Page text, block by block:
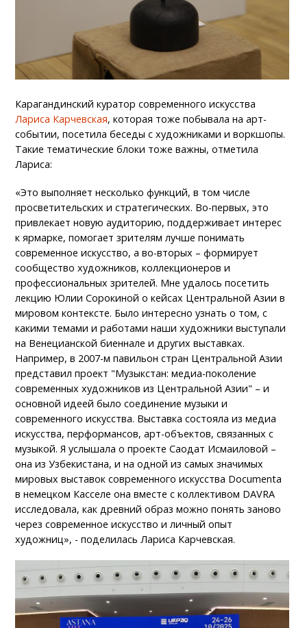
Карагандинский куратор современного искусства
Лариса Карчевская, которая тоже побывала на арт-
событии, посетила беседы с художниками и воркшопы.
Такие тематические блоки тоже важны, отметила
Лариса:
«Это выполняет несколько функций, в том числе
просветительских и стратегических. Во-первых, это
привлекает новую аудиторию, поддерживает интерес
к ярмарке, помогает зрителям лучше понимать
современное искусство, а во-вторых – формирует
сообщество художников, коллекционеров и
профессиональных зрителей. Мне удалось посетить
лекцию Юлии Сорокиной о кейсах Центральной Азии в
мировом контексте. Было интересно узнать о том, с
какими темами и работами наши художники выступали
на Венецианской биеннале и других выставках.
Например, в 2007-м павильон стран Центральной Азии
представил проект "Музыкстан: медиа-поколение
современных художников из Центральной Азии" – и
основной идеей было соединение музыки и
современного искусства. Выставка состояла из медиа
искусства, перформансов, арт-объектов, связанных с
музыкой. Я услышала о проекте Саодат Исмаиловой –
она из Узбекистана, и на одной из самых значимых
мировых выставок современного искусства Documenta
в немецком Касселе она вместе с коллективом DAVRA
исследовала, как древний образ можно понять заново
через современное искусство и личный опыт
художниц», - поделилась Лариса Карчевская.